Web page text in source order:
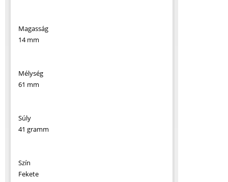
Magasság
14 mm
Mélység
61 mm
Súly
41 gramm
Szín
Fekete